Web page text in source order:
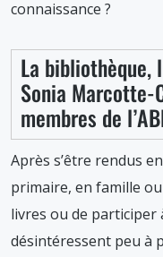
connaissance ?
La bibliothèque,
Sonia Marcotte-
membres de
Après s’être rendus
primaire, en famille
livres ou de participer
désintéressent peu à